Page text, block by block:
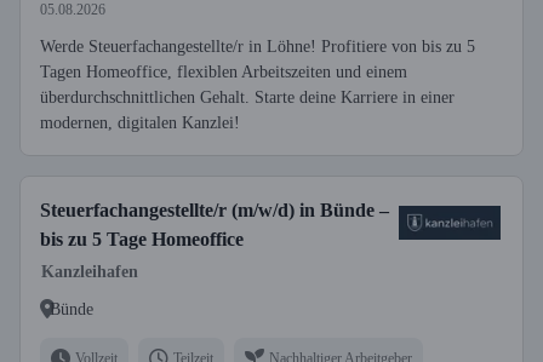
05.08.2026
Werde Steuerfachangestellte/r in Löhne! Profitiere von bis zu 5
Tagen Homeoffice, flexiblen Arbeitszeiten und einem
überdurchschnittlichen Gehalt. Starte deine Karriere in einer
modernen, digitalen Kanzlei!
Steuerfachangestellte/r (m/w/d) in Bünde –
bis zu 5 Tage Homeoffice
Kanzleihafen
Bünde
Vollzeit Teilzeit Nachhaltiger Arbeitgeber